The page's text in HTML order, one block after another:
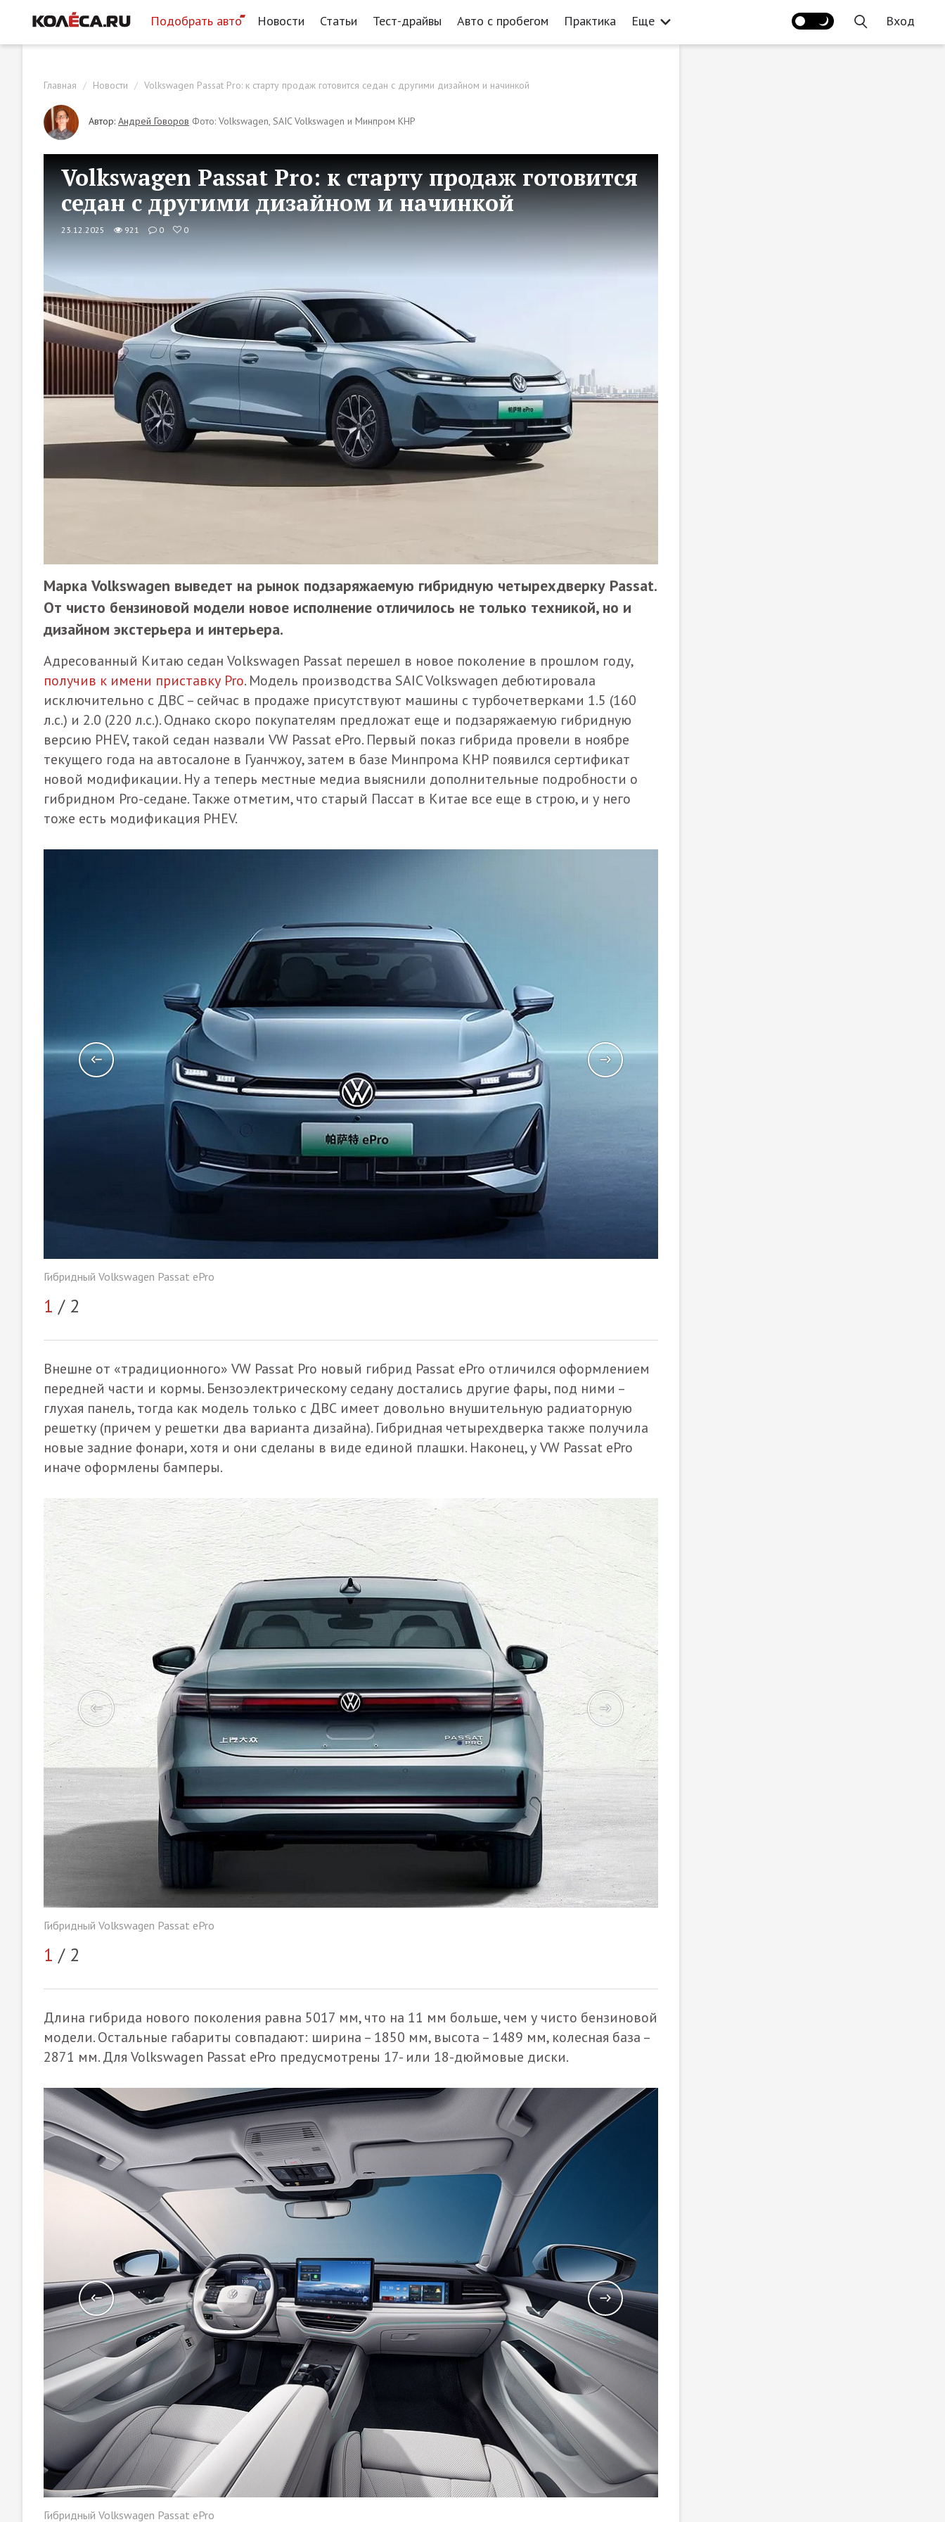
Подобрать авто Новости Статьи Тест-драйвы Авто с пробегом Практика Еще Вход
Главная Новости Volkswagen Passat Pro: к старту продаж готовится седан с другими дизайном и начинкой
Автор: Андрей Говоров Фото: Volkswagen, SAIC Volkswagen и Минпром КНР
Volkswagen Passat Pro: к старту продаж готовится
седан с другими дизайном и начинкой
23.12.2025 921 0 0
Марка Volkswagen выведет на рынок подзаряжаемую гибридную четырехдверку Passat.
От чисто бензиновой модели новое исполнение отличилось не только техникой, но и
дизайном экстерьера и интерьера.
Адресованный Китаю седан Volkswagen Passat перешел в новое поколение в прошлом году,
получив к имени приставку Pro. Модель производства SAIC Volkswagen дебютировала
исключительно с ДВС – сейчас в продаже присутствуют машины с турбочетверками 1.5 (160
л.с.) и 2.0 (220 л.с.). Однако скоро покупателям предложат еще и подзаряжаемую гибридную
версию PHEV, такой седан назвали VW Passat ePro. Первый показ гибрида провели в ноябре
текущего года на автосалоне в Гуанчжоу, затем в базе Минпрома КНР появился сертификат
новой модификации. Ну а теперь местные медиа выяснили дополнительные подробности о
гибридном Pro-седане. Также отметим, что старый Пассат в Китае все еще в строю, и у него
тоже есть модификация PHEV.
Гибридный Volkswagen Passat ePro
1 / 2
Внешне от «традиционного» VW Passat Pro новый гибрид Passat ePro отличился оформлением
передней части и кормы. Бензоэлектрическому седану достались другие фары, под ними –
глухая панель, тогда как модель только с ДВС имеет довольно внушительную радиаторную
решетку (причем у решетки два варианта дизайна). Гибридная четырехдверка также получила
новые задние фонари, хотя и они сделаны в виде единой плашки. Наконец, у VW Passat ePro
иначе оформлены бамперы.
Гибридный Volkswagen Passat ePro
1 / 2
Длина гибрида нового поколения равна 5017 мм, что на 11 мм больше, чем у чисто бензиновой
модели. Остальные габариты совпадают: ширина – 1850 мм, высота – 1489 мм, колесная база –
2871 мм. Для Volkswagen Passat ePro предусмотрены 17- или 18-дюймовые диски.
Гибридный Volkswagen Passat ePro